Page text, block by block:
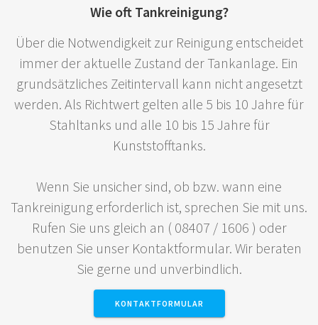
Wie oft Tankreinigung?
Über die Notwendigkeit zur Reinigung entscheidet
immer der aktuelle Zustand der Tankanlage. Ein
grundsätzliches Zeitintervall kann nicht angesetzt
werden. Als Richtwert gelten alle 5 bis 10 Jahre für
Stahltanks und alle 10 bis 15 Jahre für
Kunststofftanks.
Wenn Sie unsicher sind, ob bzw. wann eine
Tankreinigung erforderlich ist, sprechen Sie mit uns.
Rufen Sie uns gleich an ( 08407 / 1606 ) oder
benutzen Sie unser Kontaktformular. Wir beraten
Sie gerne und unverbindlich.
KONTAKTFORMULAR